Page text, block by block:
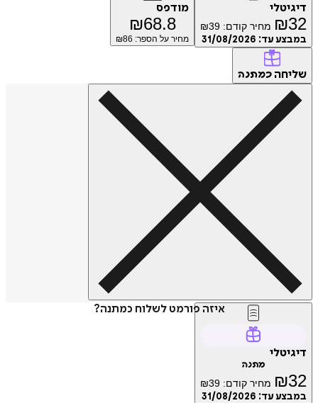
דיגיטלי
₪32 מחיר קודם: ₪39
במבצע עד: 31/08/2026
מודפס
₪68.8
מחיר על הספר: ₪ 86
שליחה כמתנה
איזה פורמט לשלוח כמתנה?
דיגיטלי
מתנה
₪32 מחיר קודם: ₪39
במבצע עד: 31/08/2026